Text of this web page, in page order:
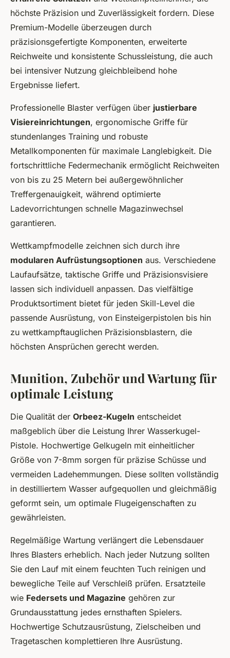
höchste Präzision und Zuverlässigkeit fordern. Diese
Premium-Modelle überzeugen durch
präzisionsgefertigte Komponenten, erweiterte
Reichweite und konsistente Schussleistung, die auch
bei intensiver Nutzung gleichbleibend hohe
Ergebnisse liefert.
Professionelle Blaster verfügen über justierbare
Visiereinrichtungen, ergonomische Griffe für
stundenlanges Training und robuste
Metallkomponenten für maximale Langlebigkeit. Die
fortschrittliche Federmechanik ermöglicht Reichweiten
von bis zu 25 Metern bei außergewöhnlicher
Treffergenauigkeit, während optimierte
Ladevorrichtungen schnelle Magazinwechsel
garantieren.
Wettkampfmodelle zeichnen sich durch ihre
modularen Aufrüstungsoptionen aus. Verschiedene
Laufaufsätze, taktische Griffe und Präzisionsvisiere
lassen sich individuell anpassen. Das vielfältige
Produktsortiment bietet für jeden Skill-Level die
passende Ausrüstung, von Einsteigerpistolen bis hin
zu wettkampftauglichen Präzisionsblastern, die
höchsten Ansprüchen gerecht werden.
Munition, Zubehör und Wartung für
optimale Leistung
Die Qualität der Orbeez-Kugeln entscheidet
maßgeblich über die Leistung Ihrer Wasserkugel-
Pistole. Hochwertige Gelkugeln mit einheitlicher
Größe von 7-8mm sorgen für präzise Schüsse und
vermeiden Ladehemmungen. Diese sollten vollständig
in destilliertem Wasser aufgequollen und gleichmäßig
geformt sein, um optimale Flugeigenschaften zu
gewährleisten.
Regelmäßige Wartung verlängert die Lebensdauer
Ihres Blasters erheblich. Nach jeder Nutzung sollten
Sie den Lauf mit einem feuchten Tuch reinigen und
bewegliche Teile auf Verschleiß prüfen. Ersatzteile
wie Federsets und Magazine gehören zur
Grundausstattung jedes ernsthaften Spielers.
Hochwertige Schutzausrüstung, Zielscheiben und
Tragetaschen komplettieren Ihre Ausrüstung.